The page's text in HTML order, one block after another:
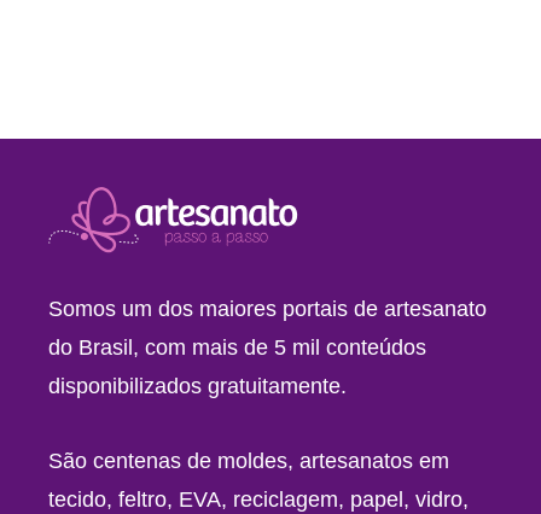
Somos um dos maiores portais de artesanato
do Brasil, com mais de 5 mil conteúdos
disponibilizados gratuitamente.
São centenas de moldes, artesanatos em
tecido, feltro, EVA, reciclagem, papel, vidro,